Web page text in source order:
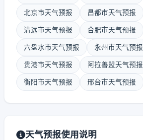
北京市天气预报 昌都市天气预报
清远市天气预报 合肥市天气预报
六盘水市天气预报 永州市天气预报
贵港市天气预报 阿拉善盟天气预报
衡阳市天气预报 邢台市天气预报
天气预报使用说明